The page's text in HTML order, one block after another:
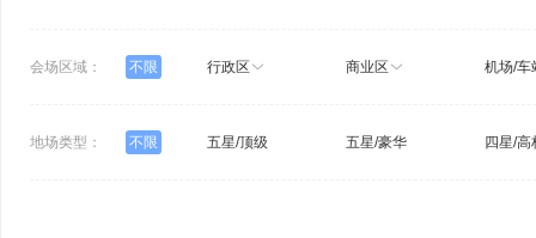
会场区域： 不限 行政区 商业区 机场/车
地场类型： 不限 五星/顶级 五星/豪华 四星/高